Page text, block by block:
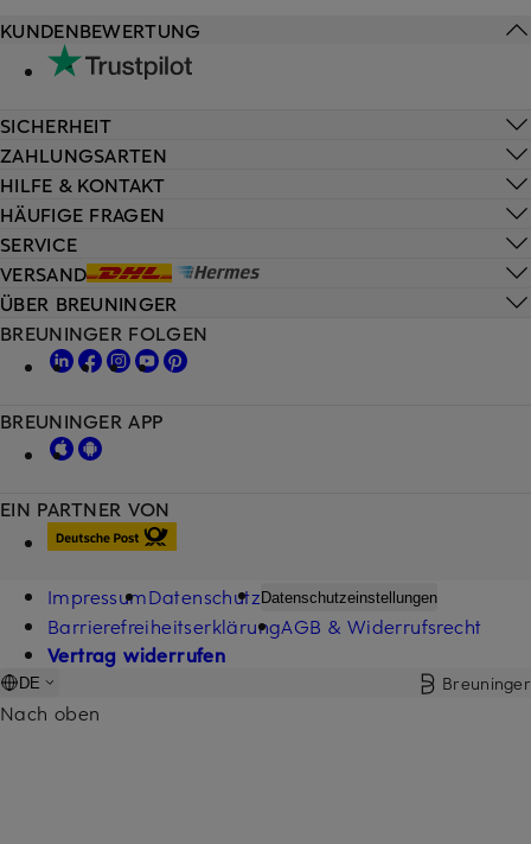
HILFE & KONTAKT
HÄUFIGE FRAGEN
SERVICE
VERSAND
KUNDENBEWERTUNG
SICHERHEIT
ZAHLUNGSARTEN
ÜBER BREUNINGER
EIN PARTNER VON
BREUNINGER FOLGEN
BREUNINGER APP
ImpressumDatenschutzDatenschutzeinstellungen
BarrierefreiheitserklärungAGB & Widerrufsrecht
Vertrag widerrufen
DE Breuninger
Nach oben